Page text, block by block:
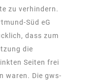
zu verhindern.
Süd eG
dass zum
die
Seiten frei
waren. Die gws-